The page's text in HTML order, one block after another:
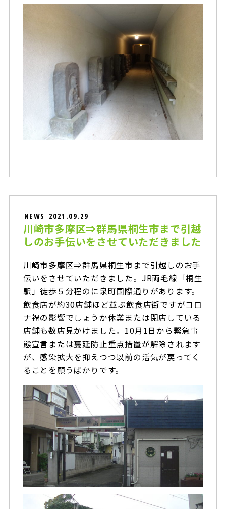
NEWS 2021.09.29
川崎市多摩区⇒群馬県桐生市まで引越
しのお手伝いをさせていただきました
川崎市多摩区⇒群馬県桐生市まで引越しのお手
伝いをさせていただきました。JR両毛線「桐生
駅」徒歩５分程のに泉町国際通りがあります。
飲食店が約30店舗ほど並ぶ飲食店街ですがコロ
ナ禍の影響でしょうか休業または閉店している
店舗も数店見かけました。10月1日から緊急事
態宣言または蔓延防止重点措置が解除されます
が、感染拡大を抑えつつ以前の活気が戻ってく
ることを願うばかりです。